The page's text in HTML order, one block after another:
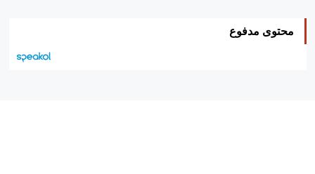
محتوى مدفوع